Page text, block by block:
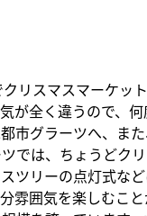
リスマスマーケッ
が全く違うので、
市グラーツへ、ま
では、ちょうどク
ツリーの点灯式な
雰囲気を楽しむこ